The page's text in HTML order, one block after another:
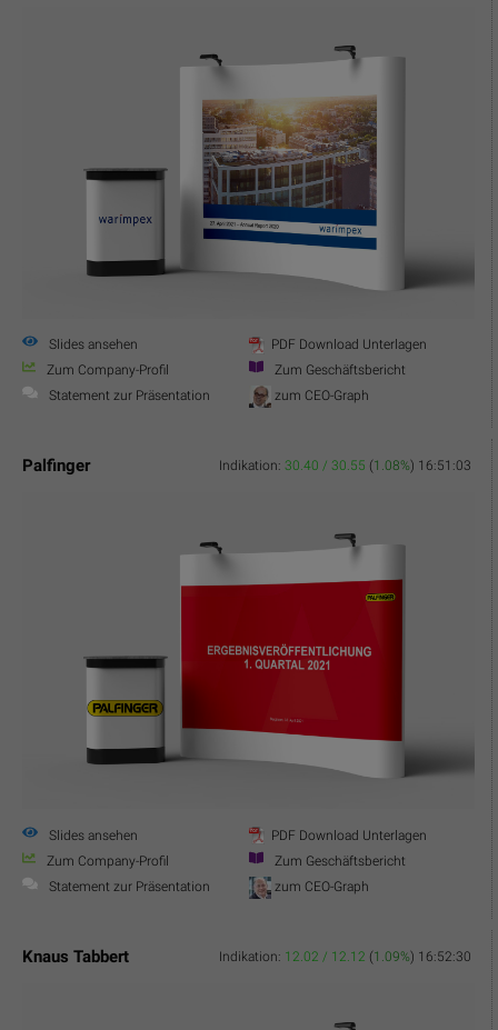
Slides ansehen
PDF Download Unterlagen
Zum Company-Profil
Zum Geschäftsbericht
Statement zur Präsentation
zum CEO-Graph
Palfinger Indikation: 30.40 / 30.55 (1.08%) 16:51:03
Slides ansehen
PDF Download Unterlagen
Zum Company-Profil
Zum Geschäftsbericht
Statement zur Präsentation
zum CEO-Graph
Knaus Tabbert Indikation: 12.02 / 12.12 (1.09%) 16:52:30